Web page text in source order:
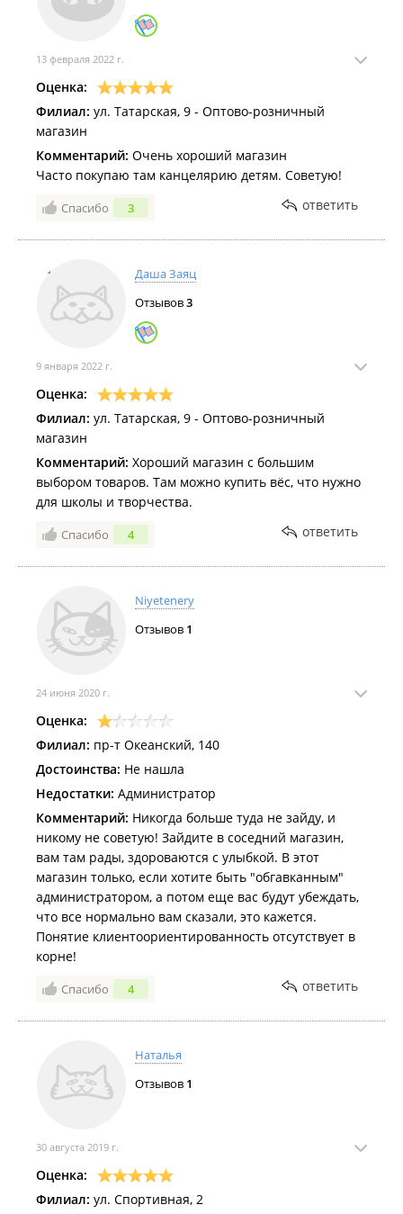
13 февраля 2022 г.
Оценка:
Филиал: ул. Татарская, 9 - Оптово-розничный
магазин
Комментарий: Очень хороший магазин
Часто покупаю там канцелярию детям. Советую!
Спасибо 3 ответить
Даша Заяц
Отзывов3
9 января 2022 г.
Оценка:
Филиал: ул. Татарская, 9 - Оптово-розничный
магазин
Комментарий: Хороший магазин с большим
выбором товаров. Там можно купить вёс, что нужно
для школы и творчества.
Спасибо 4 ответить
Niyetenery
Отзывов 1
24 июня 2020 г.
Оценка:
Филиал: пр-т Океанский, 140
Достоинства: Не нашла
Недостатки: Администратор
Комментарий: Никогда больше туда не зайду, и
никому не советую! Зайдите в соседний магазин,
вам там рады, здороваются с улыбкой. В этот
магазин только, если хотите быть "обгавканным"
администратором, а потом еще вас будут убеждать,
что все нормально вам сказали, это кажется.
Понятие клиентоориентированность отсутствует в
корне!
Спасибо 4 ответить
Наталья
Отзывов 1
30 августа 2019 г.
Оценка:
Филиал: ул. Спортивная, 2